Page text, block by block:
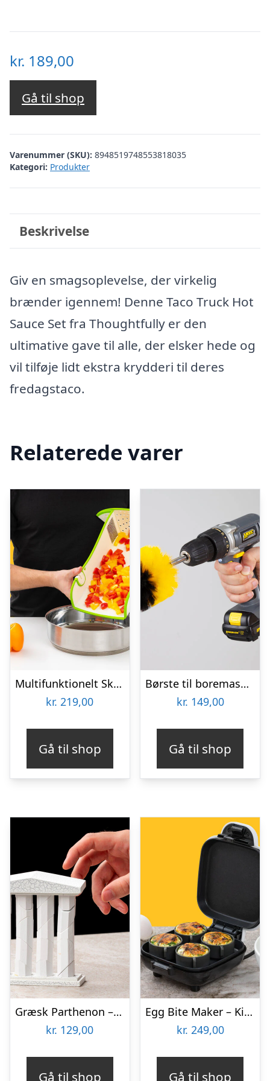
kr. 189,00
Gå til shop
Varenummer (SKU): 8948519748553818035
Kategori: Produkter
Beskrivelse
Giv en smagsoplevelse, der virkelig
brænder igennem! Denne Taco Truck Hot
Sauce Set fra Thoughtfully er den
ultimative gave til alle, der elsker hede og
vil tilføje lidt ekstra krydderi til deres
fredagstaco.
Relaterede varer
Multifunktionelt Skærebræt – KitchPro
kr. 219,00
Gå til shop
Børste til boremaskine 3-pak – Wibbri
kr. 149,00
Gå til shop
Græsk Parthenon – Træpuslespil
kr. 129,00
Gå til shop
Egg Bite Maker – KitchPro
kr. 249,00
Gå til shop